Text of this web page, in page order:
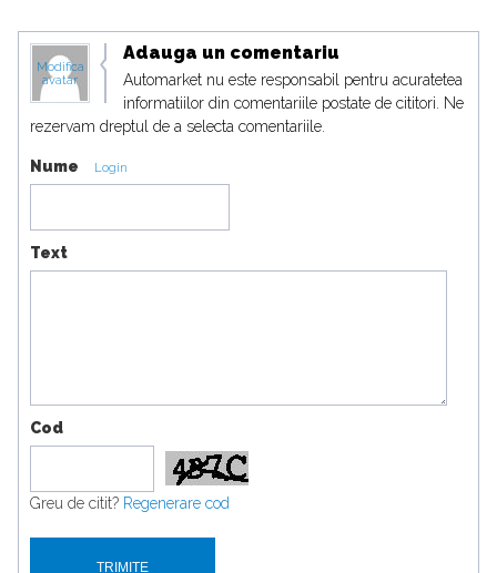
Modifica
avatar
Adauga un comentariu
Automarket nu este responsabil pentru acuratetea
informatiilor din comentariile postate de cititori. Ne
rezervam dreptul de a selecta comentariile.
Nume Login
Text
Cod
Greu de citit? Regenerare cod